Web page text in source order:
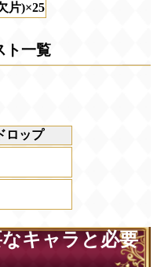
片)×25
ト一覧
ロップ
キャラと必要